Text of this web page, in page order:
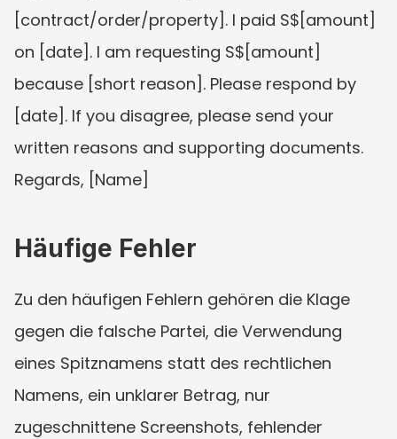
[contract/order/property]. I paid S$[amount]
on [date]. I am requesting S$[amount]
because [short reason]. Please respond by
[date]. If you disagree, please send your
written reasons and supporting documents.
Regards, [Name]
Häufige Fehler
Zu den häufigen Fehlern gehören die Klage
gegen die falsche Partei, die Verwendung
eines Spitznamens statt des rechtlichen
Namens, ein unklarer Betrag, nur
zugeschnittene Screenshots, fehlender